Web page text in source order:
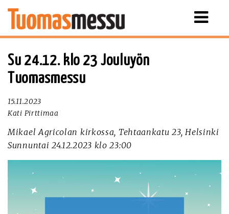
Näytä
Su 24.12. klo 23 Jouluyön
Tuomasmessu
15.11.2023
Kati Pirttimaa
Mikael Agricolan kirkossa, Tehtaankatu 23, Helsinki
Sunnuntai 24.12.2023 klo 23:00